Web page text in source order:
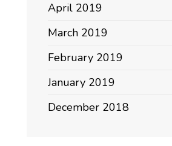
April 2019
March 2019
February 2019
January 2019
December 2018